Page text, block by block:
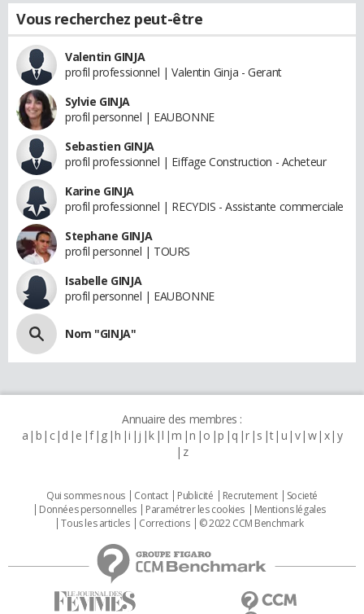
Vous recherchez peut-être
Valentin GINJA
profil professionnel | Valentin Ginja - Gerant
Sylvie GINJA
profil personnel | EAUBONNE
Sebastien GINJA
profil professionnel | Eiffage Construction - Acheteur
Karine GINJA
profil professionnel | RECYDIS - Assistante commerciale
Stephane GINJA
profil personnel | TOURS
Isabelle GINJA
profil personnel | EAUBONNE
Nom "GINJA"
Annuaire des membres :
a b c d e f g h i j k l m n o p q r s t u v w x y
z
Qui sommes nous Contact Publicité Recrutement
Societé
Données personnelles
Paramétrer les cookies
Mentions légales
Tous les articles
Corrections © 2022 CCM Benchmark